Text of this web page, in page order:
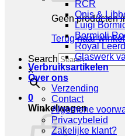
Geen producten
Terug naar winkel
Search
×
0
Winkelwagen
RCR
Onis &
Luigi
Bormioli
Royal
Glaswerk
Verbruiksartikelen
Over ons
Verzending
Contact
Algemene
Privacybeleid
Zakelijke klant?